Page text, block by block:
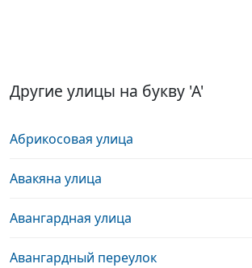
Другие улицы на букву 'А'
Абрикосовая улица
Авакяна улица
Авангардная улица
Авангардный переулок